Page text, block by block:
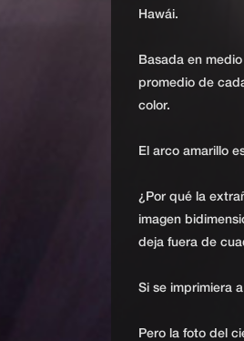
Hawái.
Basada en
promedio de
color.
El arco amarillo
¿Por qué la
imagen
deja fuera de
Si se imprimiera
Pero la foto del